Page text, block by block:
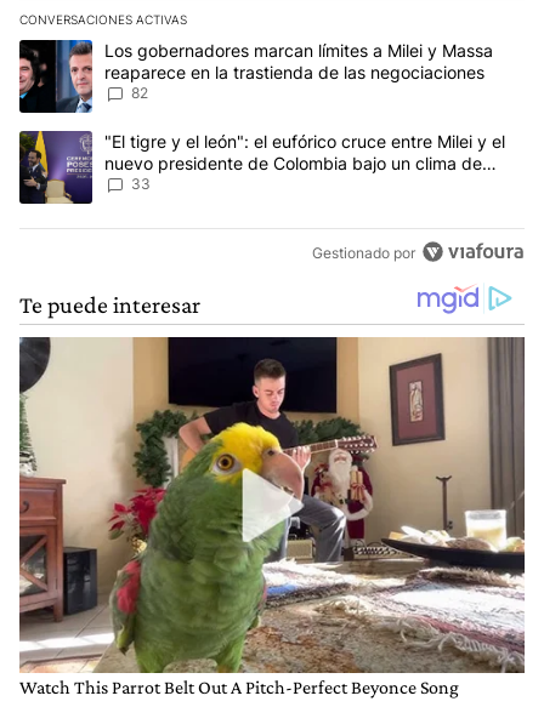
CONVERSACIONES ACTIVAS
Este listado muestra los artículos con más comentarios en los
Un artículo de tendencia con el título "Los gobernadores marcan
Los gobernadores marcan límites a Milei y Massa
reaparece en la trastienda de las negociaciones
82
Un artículo de tendencia con el título ""El tigre y el león": el
"El tigre y el león": el eufórico cruce entre Milei y el
nuevo presidente de Colombia bajo un clima de
máxima tensión
33
Gestionado por